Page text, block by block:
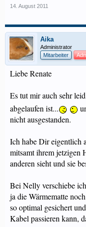
14. August 2011
Aika
Administrator
Mitarbeiter
Liebe Renate
Es tut mir auch sehr
abgelaufen ist...
nicht ausgestanden.
Ich habe Dir eigentlich
mitsamt ihrem jetzigen
anderen sieht und sie
Bei Nelly verschiebe
ja die Wärmematte
so optimal gesichert
Kabel passieren kann,